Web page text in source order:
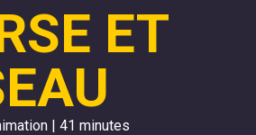
ET
| 41 minutes